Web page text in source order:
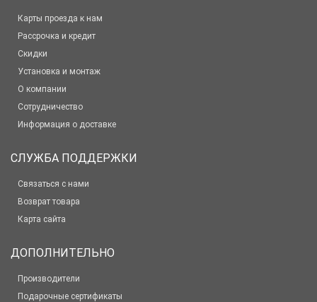
Карты проезда к нам
Рассрочка и кредит
Скидки
Установка и монтаж
О компании
Сотрудничество
Информация о доставке
СЛУЖБА ПОДДЕРЖКИ
Связаться с нами
Возврат товара
Карта сайта
ДОПОЛНИТЕЛЬНО
Производители
Подарочные сертификаты